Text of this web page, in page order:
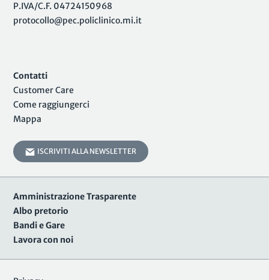
P.IVA/C.F. 04724150968
protocollo@pec.policlinico.mi.it
Contatti
Customer Care
Come raggiungerci
Mappa
ISCRIVITI ALLA NEWSLETTER
Amministrazione Trasparente
Albo pretorio
Bandi e Gare
Lavora con noi